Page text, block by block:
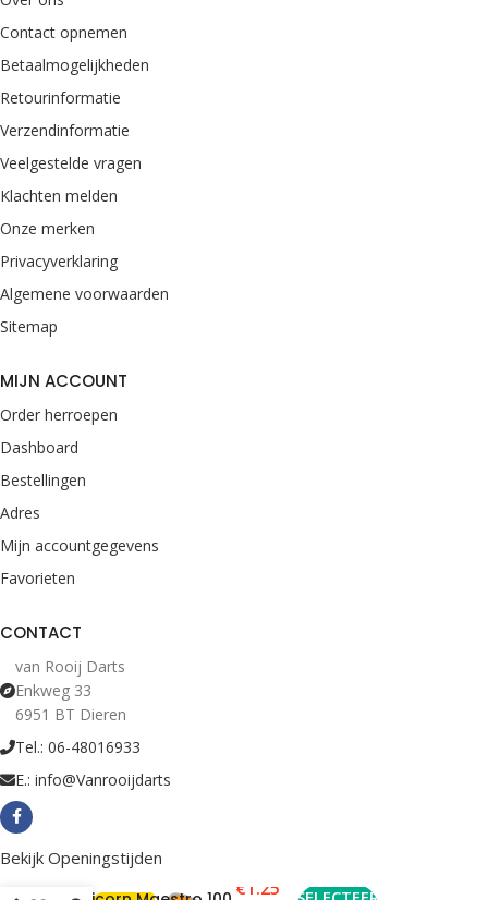
Contact opnemen
Betaalmogelijkheden
Retourinformatie
Verzendinformatie
Veelgestelde vragen
Klachten melden
Onze merken
Privacyverklaring
Algemene voorwaarden
Sitemap
MIJN ACCOUNT
Order herroepen
Dashboard
Bestellingen
Adres
Mijn accountgegevens
Favorieten
CONTACT
van Rooij Darts
Enkweg 33
6951 BT Dieren
Tel.: 06-48016933
E.: info@Vanrooijdarts
Bekijk Openingstijden
€ 1.25